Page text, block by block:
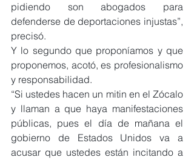
pidiendo son abogados para
defenderse de deportaciones injustas”,
precisó.
Y lo segundo que proponíamos y que
proponemos, acotó, es profesionalismo
y responsabilidad.
“Si ustedes hacen un mitin en el Zócalo
y llaman a que haya manifestaciones
públicas, pues el día de mañana el
gobierno de Estados Unidos va a
acusar que ustedes están incitando a